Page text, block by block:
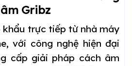
Gribz
khẩu trực tiếp từ nhà máy
với công nghệ hiện đại
cấp giải pháp cách âm